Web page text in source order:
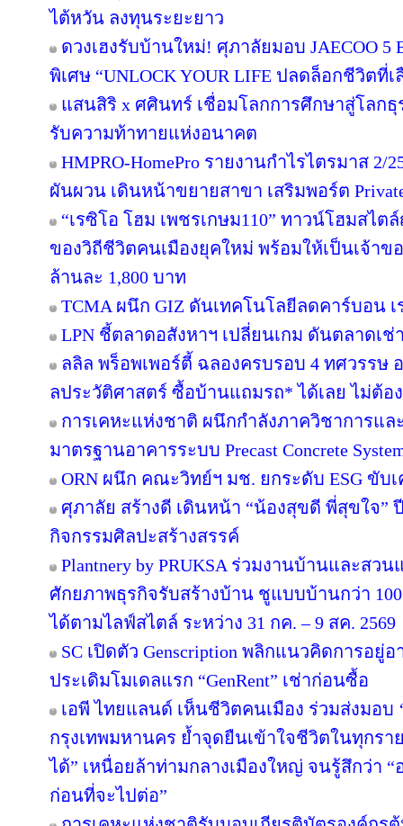
ไต้หวัน ลงทุนระยะยาว
ดวงเฮงรับบ้านใหม่! ศุภาลัยมอบ JAECOO
พิเศษ “UNLOCK YOUR LIFE ปลดล็อกชีวิตที่เ
แสนสิริ x ศศินทร์ เชื่อมโลกการศึกษาสู่โลกธุ
รับความท้าทายแห่งอนาคต
HMPRO-HomePro รายงานกำไรไตรมาส 2/
ผันผวน เดินหน้าขยายสาขา เสริมพอร์ต
“เรซิโอ โฮม เพชรเกษม110” ทาวน์โฮมสไ
ของวิถีชีวิตคนเมืองยุคใหม่ พร้อมให้เป็นเจ้าข
ล้านละ 1,800 บาท
TCMA ผนึก GIZ ดันเทคโนโลยีลดคาร์บอน เ
LPN ชี้ตลาดอสังหาฯ เปลี่ยนเกม ดันตลาดเ
ลลิล พร็อพเพอร์ตี้ ฉลองครบรอบ 4 ทศวรรษ
ลประวัติศาสตร์ ซื้อบ้านแถมรถ* ได้เลย ไม่ต้อ
การเคหะแห่งชาติ ผนึกกำลังภาควิชาการแ
มาตรฐานอาคารระบบ Precast Concrete
ORN ผนึก คณะวิทย์ฯ มช. ยกระดับ ESG ขับ
ศุภาลัย สร้างดี เดินหน้า “น้องสุขดี พี่สุขใจ”
กิจกรรมศิลปะสร้างสรรค์
Plantnery by PRUKSA ร่วมงานบ้านและสวน
ศักยภาพธุรกิจรับสร้างบ้าน ชูแบบบ้านกว่า
ได้ตามไลฟ์สไตล์ ระหว่าง 31 กค. – 9 สค. 2569
SC เปิดตัว Genscription พลิกแนวคิดการอ
ประเดิมโมเดลแรก “GenRent” เช่าก่อนซื้อ
เอพี ไทยแลนด์ เห็นชีวิตคนเมือง ร่วมส่งมอบ
กรุงเทพมหานคร ย้ำจุดยืนเข้าใจชีวิตในทุกรา
ได้” เหนื่อยล้าท่ามกลางเมืองใหญ่ จนรู้สึกว่า
ก่อนที่จะไปต่อ”